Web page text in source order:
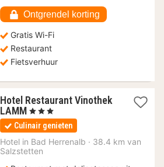
Ontgrendel korting
Gratis Wi-Fi
Restaurant
Fietsverhuur
Hotel Restaurant Vinothek
LAMM 2
nachten
vanaf
131,20
€
, 3 Sterren
Culinair genieten
Hotel in Bad Herrenalb · 38.4 km van
Salzstetten